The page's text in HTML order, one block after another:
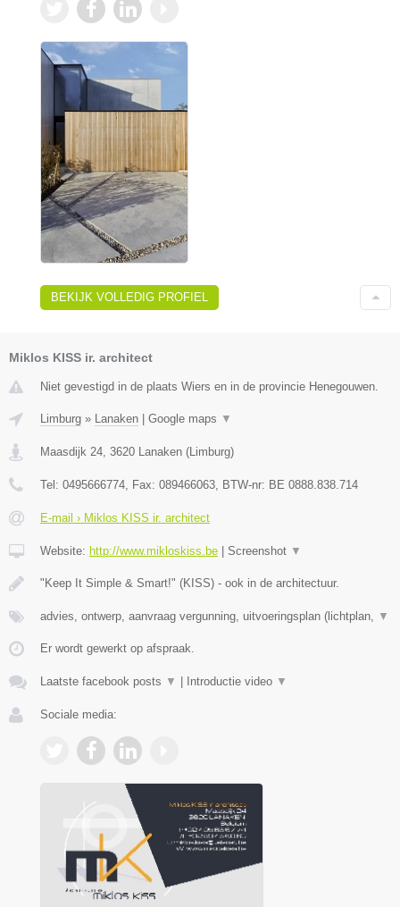
BEKIJK VOLLEDIG PROFIEL
Miklos KISS ir. architect
Niet gevestigd in de plaats Wiers en in de provincie Henegouwen.
Limburg » Lanaken Google maps ▼
Maasdijk 24 3620 Lanaken ( Limburg)
Tel: 0495666774 , Fax: 089466063 , BTW-nr: BE 0888.838.714
E-mail › Miklos KISS ir. architect
Website: http://www.mikloskiss.be Screenshot ▼
"Keep It Simple & Smart!" (KISS) - ook in de architectuur.
advies, ontwerp, aanvraag vergunning, uitvoeringsplan (lichtplan, ▼
Er wordt gewerkt op afspraak.
Laatste facebook posts ▼ Introductie video ▼
Sociale media: